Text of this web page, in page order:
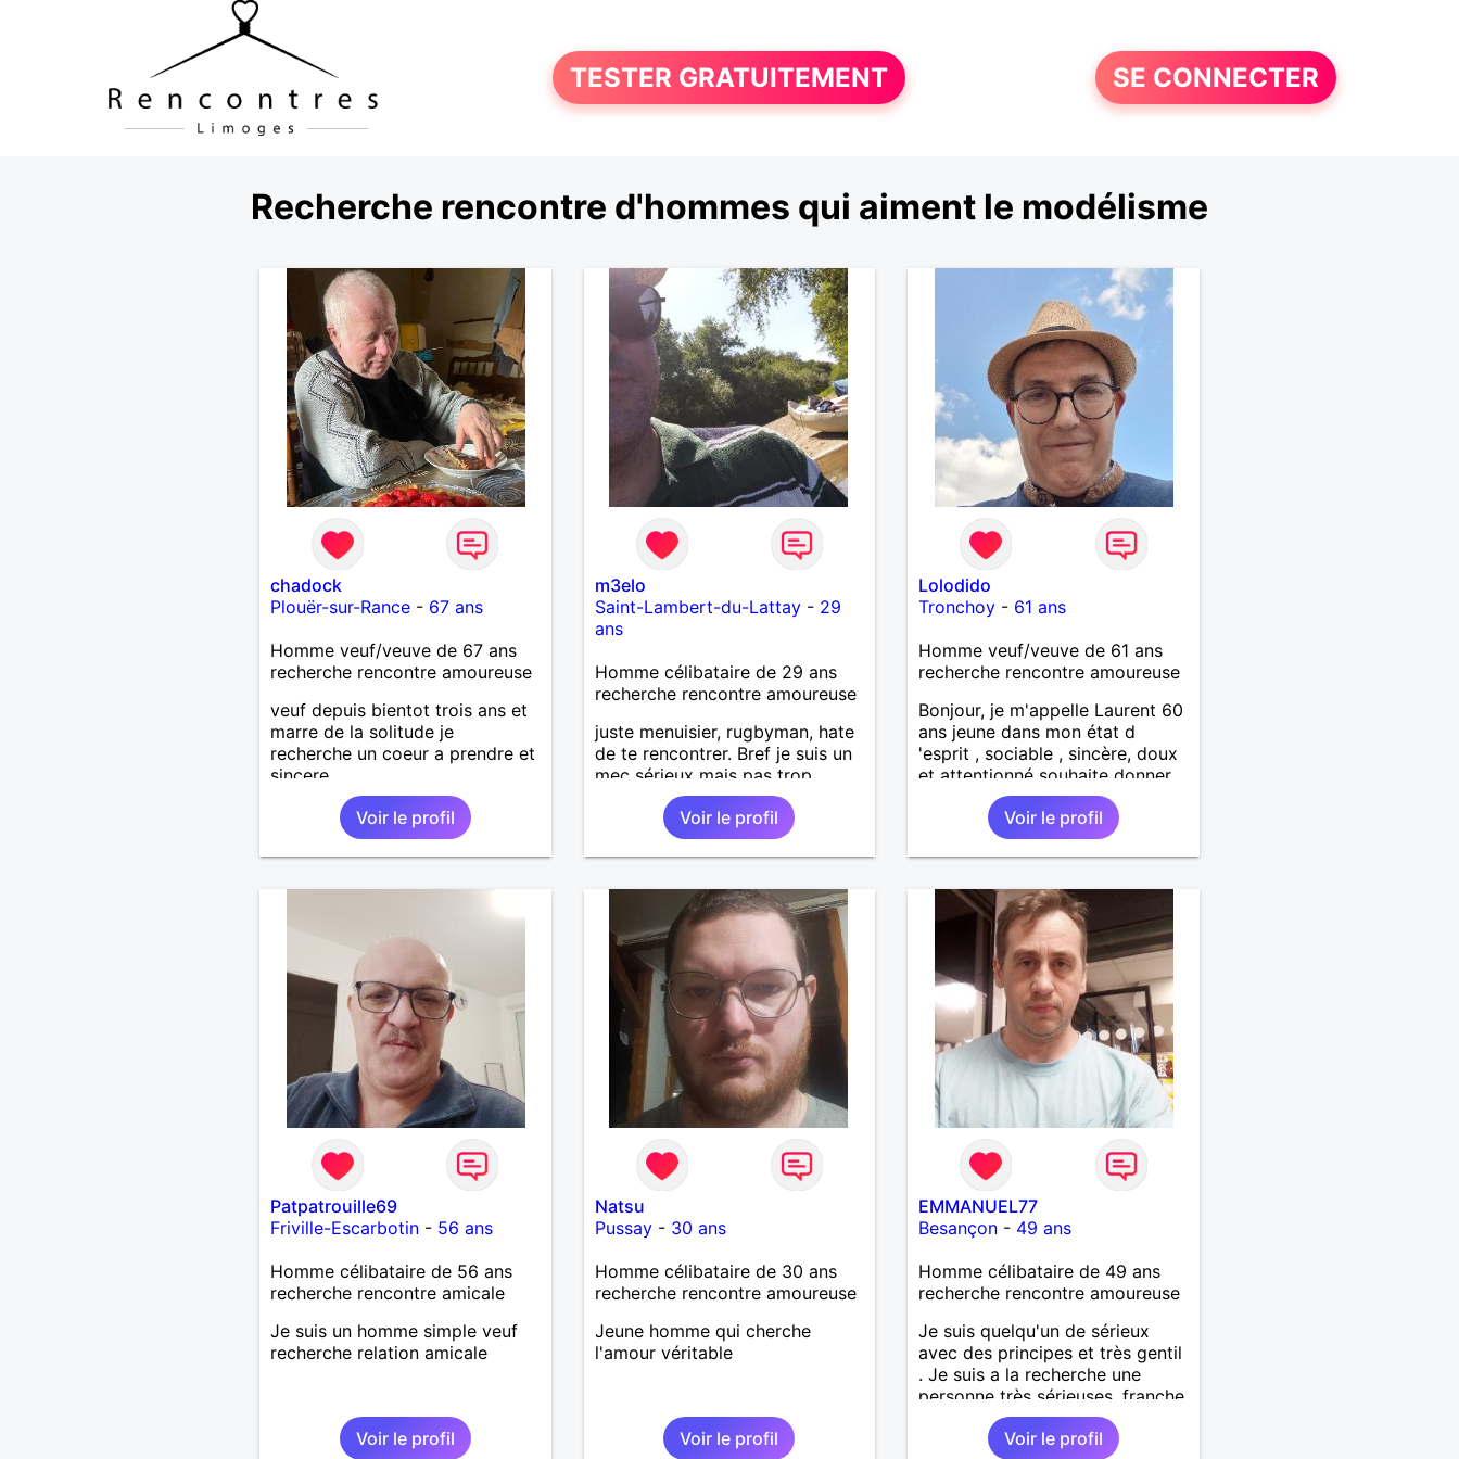
TESTER GRATUITEMENT SE CONNECTER
Recherche rencontre d'hommes qui aiment le modélisme
chadock
Plouër-sur-Rance- 67 ans
Homme veuf/veuve de 67 ans
recherche rencontre amoureuse
veuf depuis bientot trois ans et
marre de la solitude je
recherche un coeur a prendre et
sincere
Voir le profil
m3elo
Saint-Lambert-du-Lattay- 29
ans
Homme célibataire de 29 ans
recherche rencontre amoureuse
juste menuisier, rugbyman, hate
de te rencontrer. Bref je suis un
mec sérieux mais pas trop,
bosseur, qui aime la convivialité
et la simplicité ! Recherche une
relation sérieuse.
Voir le profil
Lolodido
Tronchoy - 61 ans
Homme veuf/veuve de 61 ans
recherche rencontre amoureuse
Bonjour, je m'appelle Laurent 60
ans jeune dans mon état d
'esprit , sociable , sincère, doux
et attentionné souhaite donner
de la tendresse , de l'amour et
beaucoup de bonheur a la
femme qui souhaitera partager
ma vie . Bientôt en retraite a la
contrainte. Digne de confiance à
la femme qui voudras m 'en
accorder en toute sincérité.
Pour le reste venez me
découvrir par un échange.
Voir le profil
Patpatrouille69
Friville-Escarbotin- 56 ans
Homme célibataire de 56 ans
recherche rencontre amicale
Je suis un homme simple veuf
recherche relation amicale
Voir le profil
Natsu
Pussay- 30 ans
Homme célibataire de 30 ans
recherche rencontre amoureuse
Jeune homme qui cherche
l'amour véritable
Voir le profil
EMMANUEL77
Besançon - 49 ans
Homme célibataire de 49 ans
recherche rencontre amoureuse
Je suis quelqu'un de sérieux
avec des principes et très gentil
. Je suis a la recherche une
personne très sérieuses ,franche
et honnête les critères les plus
importants, voir accepter une
Voir le profil